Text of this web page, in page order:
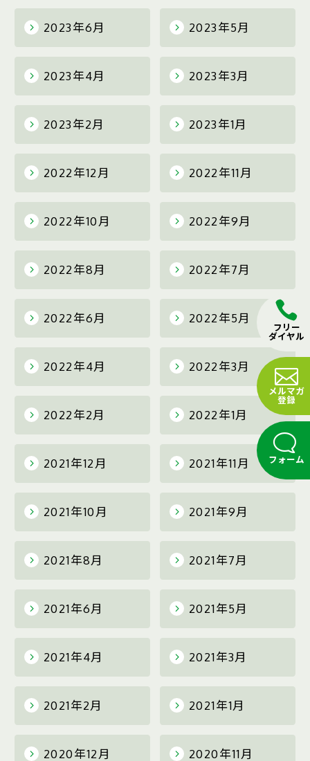
フリー
ダイヤル
メルマガ
登録
フォーム
2023年6月 2023年5月
2023年4月 2023年3月
2023年2月 2023年1月
2022年12月 2022年11月
2022年10月 2022年9月
2022年8月 2022年7月
2022年6月 2022年5月
2022年4月 2022年3月
2022年2月 2022年1月
2021年12月 2021年11月
2021年10月 2021年9月
2021年8月 2021年7月
2021年6月 2021年5月
2021年4月 2021年3月
2021年2月 2021年1月
2020年12月 2020年11月